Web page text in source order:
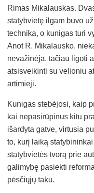
Rimas Mikalauskas.
statybvietę ilgam buvo
technika, o kunigas turi
Anot R. Mikalausko,
nevažinėja, tačiau ligoti
atsisveikinti su velioniu
artimieji.
Kunigas stebėjosi, kaip
kai nepasirūpinus kitu
išardyta gatve, virtusia
to, kurį laiką
statybvietės tvorą prie
galimybę pasiekti
pėsčiųjų taku.